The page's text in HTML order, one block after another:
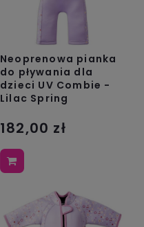
Neoprenowa pianka
do pływania dla
dzieci UV Combie -
Lilac Spring
182,00 zł